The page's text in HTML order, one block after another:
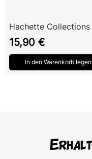
Hachette Collections
Preis
15,90 €
In den Warenkorb legen